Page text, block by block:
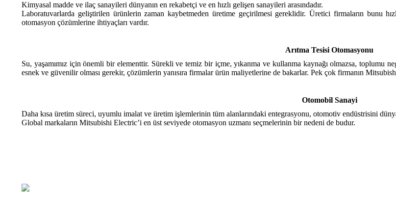
Kimyasal madde ve ilaç sanayileri dünyanın en rekabetçi ve en hızlı gelişen sanayileri arasındadır.
Laboratuvarlarda geliştirilen ürünlerin zaman kaybetmeden üretime geçirilmesi gereklidir. Üretici firmaların bunu
otomasyon çözümlerine ihtiyaçları vardır.
Arıtma Tesisi Otomasyonu
Su, yaşamımız için önemli bir elementtir. Sürekli ve temiz bir içme, yıkanma ve kullanma kaynağı olmazsa, toplumu
esnek ve güvenilir olması gerekir, çözümlerin yanısıra firmalar ürün maliyetlerine de bakarlar. Pek çok firmanın
Otomobil Sanayi
Daha kısa üretim süreci, uyumlu imalat ve üretim işlemlerinin tüm alanlarındaki entegrasyonu, otomotiv endüstrisini
Global markaların Mitsubishi Electric’i en üst seviyede otomasyon uzmanı seçmelerinin bir nedeni de budur.